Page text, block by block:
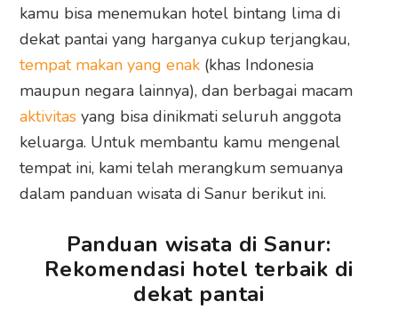
kamu bisa menemukan hotel bintang lima di
dekat pantai yang harganya cukup terjangkau,
tempat makan yang enak (khas Indonesia
maupun negara lainnya), dan berbagai macam
aktivitas yang bisa dinikmati seluruh anggota
keluarga. Untuk membantu kamu mengenal
tempat ini, kami telah merangkum semuanya
dalam panduan wisata di Sanur berikut ini.
Panduan wisata di Sanur:
Rekomendasi hotel terbaik di
dekat pantai